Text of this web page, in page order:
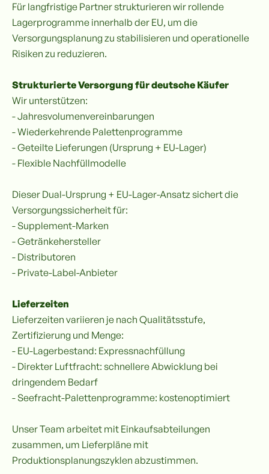
Für langfristige Partner strukturieren wir rollende
Lagerprogramme innerhalb der EU, um die
Versorgungsplanung zu stabilisieren und operationelle
Risiken zu reduzieren.
Strukturierte Versorgung für deutsche Käufer
Wir unterstützen:
- Jahresvolumenvereinbarungen
- Wiederkehrende Palettenprogramme
- Geteilte Lieferungen (Ursprung + EU-Lager)
- Flexible Nachfüllmodelle
Dieser Dual-Ursprung + EU-Lager-Ansatz sichert die
Versorgungssicherheit für:
- Supplement-Marken
- Getränkehersteller
- Distributoren
- Private-Label-Anbieter
Lieferzeiten
Lieferzeiten variieren je nach Qualitätsstufe,
Zertifizierung und Menge:
- EU-Lagerbestand: Expressnachfüllung
- Direkter Luftfracht: schnellere Abwicklung bei
dringendem Bedarf
- Seefracht-Palettenprogramme: kostenoptimiert
Unser Team arbeitet mit Einkaufsabteilungen
zusammen, um Lieferpläne mit
Produktionsplanungszyklen abzustimmen.